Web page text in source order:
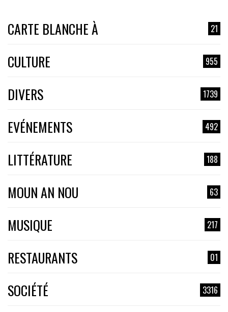
CARTE BLANCHE À 21
CULTURE 955
DIVERS 1739
EVÉNEMENTS 492
LITTÉRATURE 188
MOUN AN NOU 63
MUSIQUE 217
RESTAURANTS 01
SOCIÉTÉ 3316